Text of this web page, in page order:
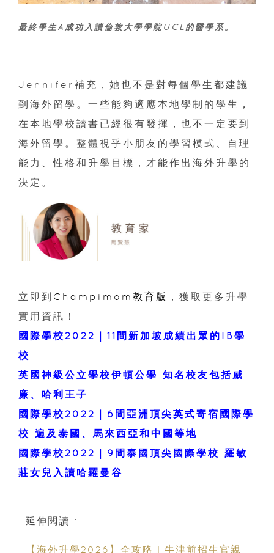
最終學生A成功入讀倫敦大學學院UCL的醫學系。
Jennifer補充，她也不是對每個學生都建議
到海外留學。一些能夠適應本地學制的學生，
在本地學校讀書已經很有發揮，也不一定要到
海外留學。整體視乎小朋友的學習模式、自理
能力、性格和升學目標，才能作出海外升學的
決定。
立即到 Champimom教育版
，獲取更多升學
實用資訊！
國際學校2022｜11間新加坡成績出眾的IB學
校
英國神級公立學校伊頓公學 知名校友包括威
廉、哈利王子
國際學校2022｜6間亞洲頂尖英式寄宿國際學
校 遍及泰國、馬來西亞和中國等地
國際學校2022｜9間泰國頂尖國際學校 羅敏
莊女兒入讀哈羅曼谷
延伸閱讀 :
【海外升學2026】全攻略｜牛津前招生官親